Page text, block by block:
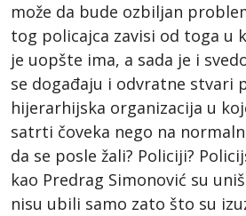
može da bude ozbiljan
tog policajca zavisi od toga u
je uopšte ima, a sada je i
se događaju i odvratne stvari
hijerarhijska organizacija u
satrti čoveka nego na
da se posle žali? Policiji?
kao Predrag Simonović su
nisu ubili samo zato što su